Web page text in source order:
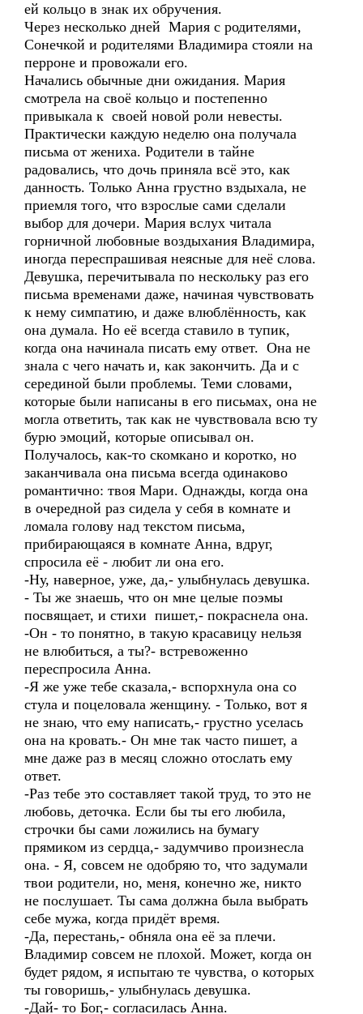
ей кольцо в знак их обручения.
Через несколько дней Мария с родителями,
Сонечкой и родителями Владимира стояли на
перроне и провожали его.
Начались обычные дни ожидания. Мария
смотрела на своё кольцо и постепенно
привыкала к своей новой роли невесты.
Практически каждую неделю она получала
письма от жениха. Родители в тайне
радовались, что дочь приняла всё это, как
данность. Только Анна грустно вздыхала, не
приемля того, что взрослые сами сделали
выбор для дочери. Мария вслух читала
горничной любовные воздыхания Владимира,
иногда переспрашивая неясные для неё слова.
Девушка, перечитывала по нескольку раз его
письма временами даже, начиная чувствовать
к нему симпатию, и даже влюблённость, как
она думала. Но её всегда ставило в тупик,
когда она начинала писать ему ответ. Она не
знала с чего начать и, как закончить. Да и с
серединой были проблемы. Теми словами,
которые были написаны в его письмах, она не
могла ответить, так как не чувствовала всю ту
бурю эмоций, которые описывал он.
Получалось, как-то скомкано и коротко, но
заканчивала она письма всегда одинаково
романтично: твоя Мари. Однажды, когда она
в очередной раз сидела у себя в комнате и
ломала голову над текстом письма,
прибирающаяся в комнате Анна, вдруг,
спросила её - любит ли она его.
-Ну, наверное, уже, да,- улыбнулась девушка.
- Ты же знаешь, что он мне целые поэмы
посвящает, и стихи пишет,- покраснела она.
-Он - то понятно, в такую красавицу нельзя
не влюбиться, а ты?- встревоженно
переспросила Анна.
-Я же уже тебе сказала,- вспорхнула она со
стула и поцеловала женщину. - Только, вот я
не знаю, что ему написать,- грустно уселась
она на кровать.- Он мне так часто пишет, а
мне даже раз в месяц сложно отослать ему
ответ.
-Раз тебе это составляет такой труд, то это не
любовь, деточка. Если бы ты его любила,
строчки бы сами ложились на бумагу
прямиком из сердца,- задумчиво произнесла
она. - Я, совсем не одобряю то, что задумали
твои родители, но, меня, конечно же, никто
не послушает. Ты сама должна была выбрать
себе мужа, когда придёт время.
-Да, перестань,- обняла она её за плечи.
Владимир совсем не плохой. Может, когда он
будет рядом, я испытаю те чувства, о которых
ты говоришь,- улыбнулась девушка.
-Дай- то Бог,- согласилась Анна.